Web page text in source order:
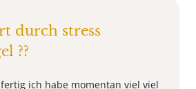
durch stress
??
ich habe momentan viel viel